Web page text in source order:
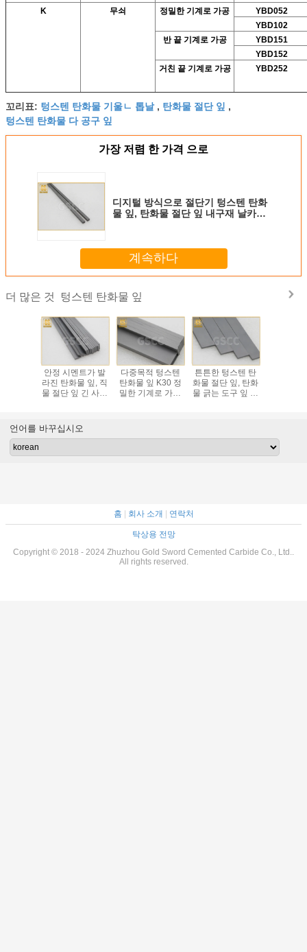
K 무쇠 정밀한 기계로 가공
YBD052
YBD102
반 끝 기계로 가공
YBD151
YBD152
거친 끝 기계로 가공
YBD252
꼬리표: 텅스텐 탄화물 기울ㄴ 톱날, 탄화물 절단 잎 ,
텅스텐 탄화물 다 공구 잎
가장 저렴 한 가격 으로
디지털 방식으로 절단기 텅스텐 탄화
물 잎, 탄화물 절단 잎 내구재 날카로
계속하다
더 많은 것 텅스텐 탄화물 잎
안정 시멘트가 발
라진 탄화물 잎, 직
물 절단 잎 긴 사용
다중목적 텅스텐
탄화물 잎 K30 정
밀한 기계로 가공
튼튼한 텅스텐 탄
화물 절단 잎, 탄화
물 긁는 도구 잎 내
언어를 바꾸십시오
홈 | 회사 소개 | 연락처
탁상용 전망
Copyright © 2018 - 2024 Zhuzhou Gold Sword Cemented Carbide Co., Ltd..
All rights reserved.